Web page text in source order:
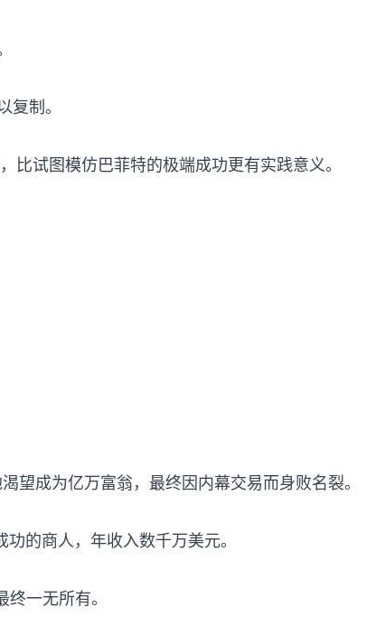
制。
成为亿万富翁，最终因内幕交易而身败名裂。
的商人，年收入数千万美元。